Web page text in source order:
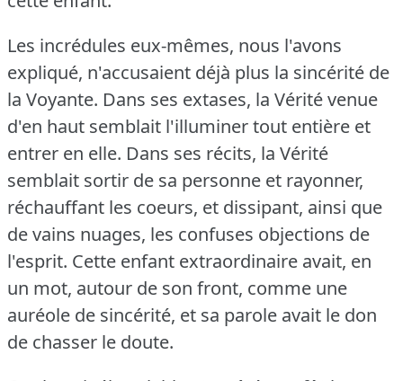
Les incrédules eux-mêmes, nous l'avons
expliqué, n'accusaient déjà plus la sincérité de
la Voyante. Dans ses extases, la Vérité venue
d'en haut semblait l'illuminer tout entière et
entrer en elle. Dans ses récits, la Vérité
semblait sortir de sa personne et rayonner,
réchauffant les coeurs, et dissipant, ainsi que
de vains nuages, les confuses objections de
l'esprit. Cette enfant extraordinaire avait, en
un mot, autour de son front, comme une
auréole de sincérité, et sa parole avait le don
de chasser le doute.